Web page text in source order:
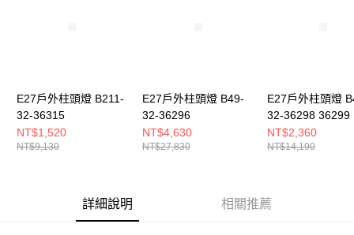
４．使用「AFTEE先享後付」時，將依據個別帳號之用戶狀況，依本公司即
時審查核予不同之上限額度；若仍有額度不足之情形，本公司將視審查結果
請求用戶進行身份認證。
５．嚴禁一人註冊多個帳號或使用他人資訊註冊。若發現惡意使用之情形，
E27戶外柱頭燈 B211-
32-36315
NT$1,520
NT$9,130
E27戶外柱頭燈 B49-
32-36296
NT$4,630
NT$27,830
E27戶外柱頭燈
32-36298 36299
NT$2,360
NT$14,190
詳細說明 相關推薦